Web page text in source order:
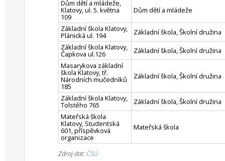
Dům dětí a mládeže,
Klatovy, ul. 5. května
109
Dům dětí a mládeže
Základní škola Klatovy,
Plánická ul. 194
Základní škola, Školní družina
Základní škola Klatovy,
Čapkova ul.126
Základní škola, Školní družina
Masarykova základní
škola Klatovy, tř.
Národních mučedníků
185
Základní škola, Školní družina
Základní škola Klatovy,
Tolstého 765
Základní škola, Školní družina
Mateřská škola
Klatovy, Studentská
601, příspěvková
organizace
Mateřská škola
Zdroj dat: ČSÚ